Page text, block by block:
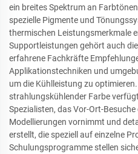
ein breites Spektrum an
spezielle Pigmente und
thermischen Leistungsmerkmale
Supportleistungen gehört auch
erfahrene Fachkräfte
Applikationstechniken und
um die Kühlleistung zu
strahlungskühlender Farbe
Spezialisten, das Vor-Ort-
Modellierungen vornimmt und
erstellt, die speziell auf einzelne
Schulungsprogramme stellen